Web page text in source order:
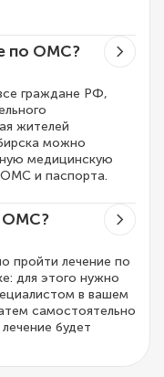
по ОМС?
граждане РФ,
жителей
можно
медицинскую
и паспорта.
ОМС?
пройти лечение по
для этого нужно
в вашем
самостоятельно
будет